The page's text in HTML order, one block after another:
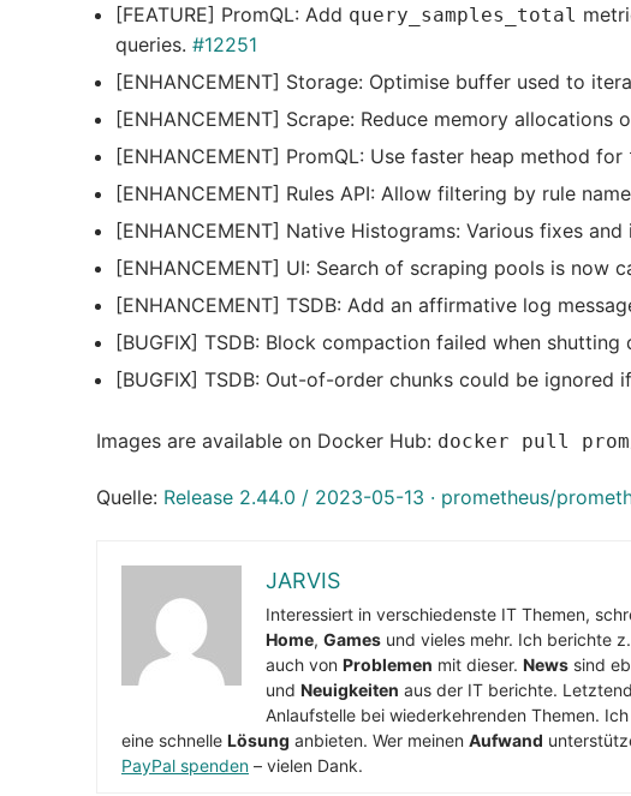
[FEATURE] PromQL: Add query_samples_total
queries. #12251
[ENHANCEMENT] Storage: Optimise buffer used to
[ENHANCEMENT] Scrape: Reduce memory allocations
[ENHANCEMENT] PromQL: Use faster heap method for
[ENHANCEMENT] Rules API: Allow filtering by rule
[ENHANCEMENT] Native Histograms: Various fixes and
[ENHANCEMENT] UI: Search of scraping pools is now
[ENHANCEMENT] TSDB: Add an affirmative log
[BUGFIX] TSDB: Block compaction failed when shutting
[BUGFIX] TSDB: Out-of-order chunks could be
Images are available on Docker Hub: docker pull
Quelle: Release 2.44.0 / 2023-05-13 · prometheus/
JARVIS
Interessiert in verschiedenste IT Themen,
Home, Games und vieles mehr. Ich berichte
auch von Problemen mit dieser. News sind
und Neuigkeiten aus der IT berichte.
Anlaufstelle bei wiederkehrenden Themen.
eine schnelle Lösung anbieten. Wer meinen Aufwand
PayPal spenden – vielen Dank.